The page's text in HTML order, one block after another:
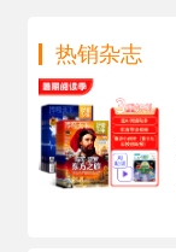
热销杂志